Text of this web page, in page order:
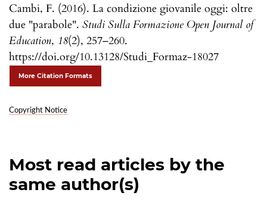
Cambi, F. (2016). La condizione giovanile oggi: oltre
due "parabole". Studi Sulla Formazione Open Journal of
Education, 18(2), 257–260.
https://doi.org/10.13128/Studi_Formaz-18027
More Citation Formats
Copyright Notice
Most read articles by the
same author(s)